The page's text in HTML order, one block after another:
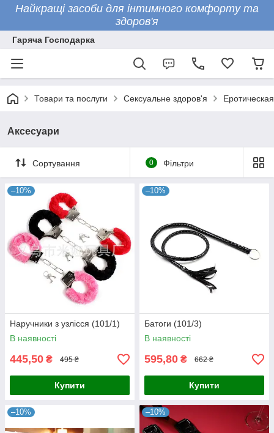
Найкращі засоби для інтимного комфорту та
здоров'я
Гаряча Господарка
Товари та послуги Сексуальне здоров'я
Аксесуари
Сортування 0 Фільтри
–10%
Наручники з узлісся (101/1)
В наявності
445,50 ₴ 495 ₴
Купити
–10%
Батоги (101/3)
В наявності
595,80 ₴ 662 ₴
Купити
–10% –10%